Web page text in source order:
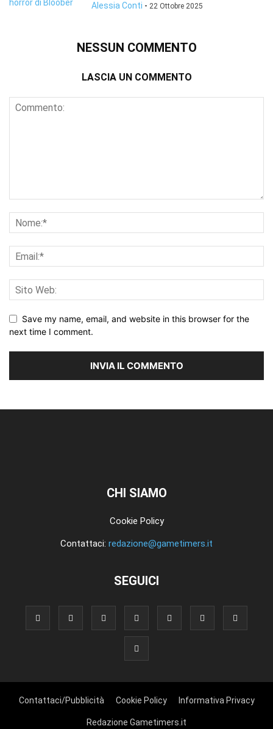
Alessia Conti - 22 Ottobre 2025
NESSUN COMMENTO
LASCIA UN COMMENTO
Save my name, email, and website in this browser for the
next time I comment.
CHI SIAMO
Cookie Policy
Contattaci: redazione@gametimers.it
SEGUICI
Contattaci/Pubblicità Cookie Policy Informativa Privacy
Redazione Gametimers.it